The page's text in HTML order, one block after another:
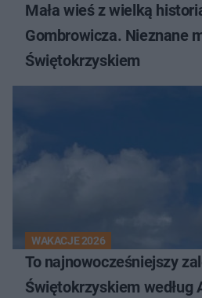
Mała wieś z wielką
Gombrowicza. Nieznane
Świętokrzyskiem
WAKACJE 2026
To najnowocześniejszy
Świętokrzyskiem według